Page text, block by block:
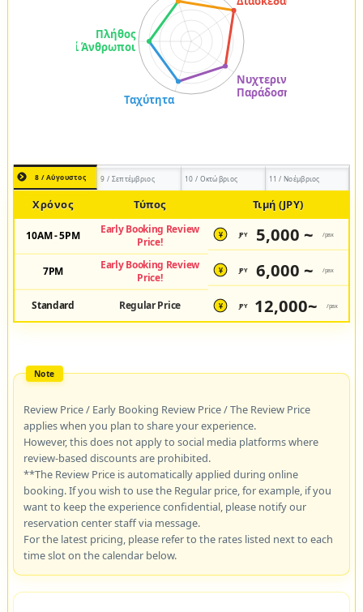
8 / Αύγουστος 9 / Σεπτέμβριος 10 / Οκτώβριος 11 / Νοέμβριος
Χρόνος Τύπος Τιμή (JPY)
10AM - 5PM
Early Booking Review
Price!
¥ JPY 5,000 ~ /pax
7PM
Early Booking Review
Price!
¥ JPY 6,000 ~ /pax
Standard Regular Price ¥ JPY 12,000~ /pax
Review Price / Early Booking Review Price / The Review Price
applies when you plan to share your experience.
However, this does not apply to social media platforms where
review-based discounts are prohibited.
**The Review Price is automatically applied during online
booking. If you wish to use the Regular price, for example, if you
want to keep the experience confidential, please notify our
reservation center staff via message.
For the latest pricing, please refer to the rates listed next to each
time slot on the calendar below.